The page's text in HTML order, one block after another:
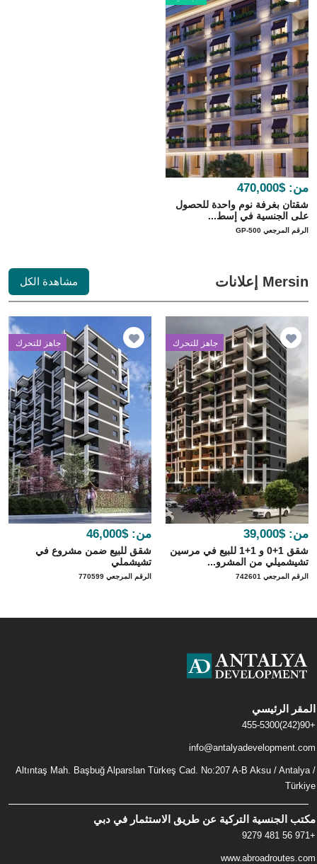
من: $470,000
شقتان بغرفة نوم واحدة للحصول
على الجنسية في إسط...
الرقم المرجعي GP-500
Mersin إعلانات مشاهدة الكل
جاهز للتحرك
من: $39,000
شقق 1+0 و 1+1 للبيع في مرسين
تشيشميلي من المشرو...
الرقم المرجعي 742601
جاهز للتحرك
من: $46,000
شقق للبيع ضمن مشروع في
تشيشملي
الرقم المرجعي 770599
المقر الرئيسي
+90(242)455-5300
info@antalyadevelopment.com
Altıntaş Mah. Başbuğ Alparslan Türkeş Cad. No:207 A-B Aksu / Antalya /
Türkiye
مكتب الجنسية التركية عن طريق الاستثمار في دبي
+971 56 481 9279
www.abroadroutes.com